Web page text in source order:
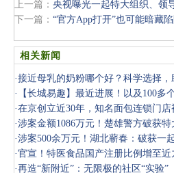
上一篇： 央视曝光一起特大组织、领
下一篇： “官方App打开”也可能暗藏
相关新闻
·接近母乳的奶粉哪个好？科学选择，
·
【长城易趣】最近进展！以及100多
光，速看！
·在京创立近30年，知名面包连锁门店
人”？
·涉案金额1086万元！楚雄警方破获特
·涉案500余万元！湖北蕲春：破获一
能”网络传销
·官宣！特医食品国产注册比例增至近
·再造“新附近”：无限极的社区“实验”